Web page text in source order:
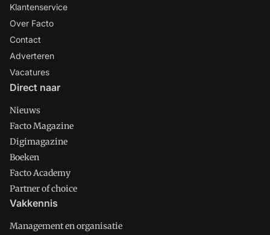
Klantenservice
Over Facto
Contact
Adverteren
Vacatures
Direct naar
Nieuws
Facto Magazine
Digimagazine
Boeken
Facto Academy
Partner of choice
Vakkennis
Management en organisatie